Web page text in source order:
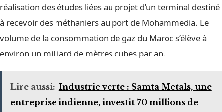
réalisation des études liées au projet d’un terminal destiné
à recevoir des méthaniers au port de Mohammedia. Le
volume de la consommation de gaz du Maroc s’élève à
environ un milliard de mètres cubes par an.
Lire aussi: Industrie verte : Samta Metals, une
entreprise indienne, investit 70 millions de